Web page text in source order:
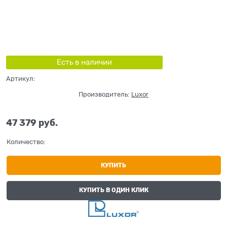
Есть в наличии
Артикул:
Производитель: Luxor
47 379 руб.
Количество:
КУПИТЬ
КУПИТЬ В ОДИН КЛИК